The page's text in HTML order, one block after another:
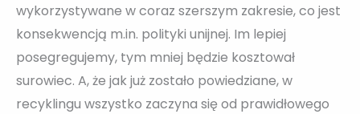
wykorzystywane w coraz szerszym zakresie, co jest
konsekwencją m.in. polityki unijnej. Im lepiej
posegregujemy, tym mniej będzie kosztował
surowiec. A, że jak już zostało powiedziane, w
recyklingu wszystko zaczyna się od prawidłowego